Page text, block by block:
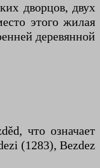
дворцов, двух
этого жилая
деревянной
что означает
(1283), Bezdez